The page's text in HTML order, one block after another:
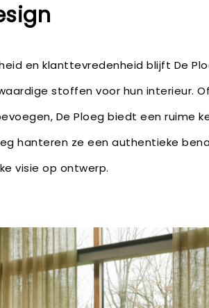
en klanttevredenheid blijft De
stoffen voor hun interieur.
De Ploeg biedt een ruime
hanteren ze een authentieke
visie op ontwerp.